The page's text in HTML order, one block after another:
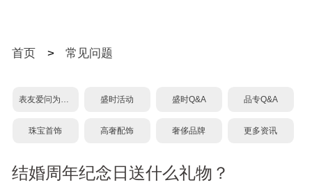
首页 > 常见问题
表友爱问为什么？ 盛时活动 盛时Q&A 品专Q&A
珠宝首饰 高奢配饰 奢侈品牌 更多资讯
结婚周年纪念日送什么礼物？